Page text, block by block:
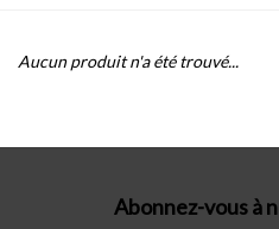
Aucun produit n'a été trouvé...
Abonnez-vous à